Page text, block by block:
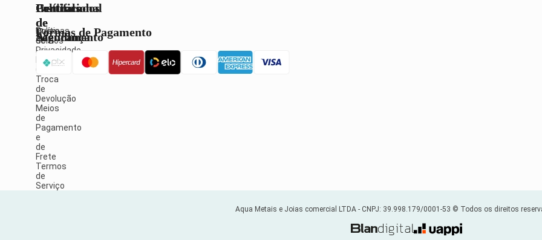
Institucional
Quem
Somos
Políticas
Políticas
de
Privacidade
Política
de
Troca
de
Devolução
Meios
de
Pagamento
e
de
Frete
Termos
de
Serviço
Central
de
Atendimento
Fale
Conosco
Certificados
de
Segurança
Formas de Pagamento
Aqua Metais e Joias comercial LTDA - CNPJ: 39.998.179/0001-53 © Todos os direitos